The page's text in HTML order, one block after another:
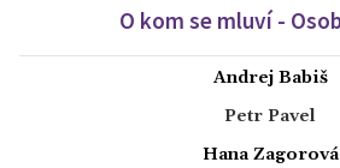
O kom se mluví -
Andrej Babiš
Petr Pavel
Hana Zagorová